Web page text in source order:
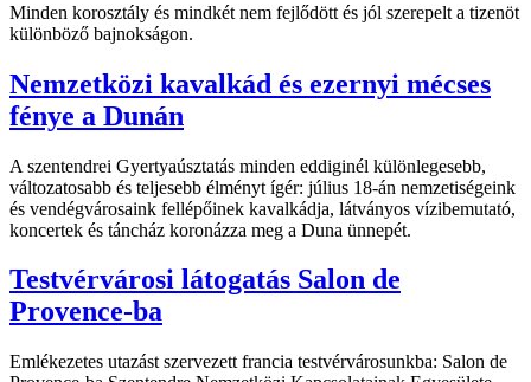
Minden korosztály és mindkét nem fejlődött és jól szerepelt a tizenöt
különböző bajnokságon.
Nemzetközi kavalkád és ezernyi mécses
fénye a Dunán
A szentendrei Gyertyaúsztatás minden eddiginél különlegesebb,
változatosabb és teljesebb élményt ígér: július 18-án nemzetiségeink
és vendégvárosaink fellépőinek kavalkádja, látványos vízibemutató,
koncertek és táncház koronázza meg a Duna ünnepét.
Testvérvárosi látogatás Salon de
Provence-ba
Emlékezetes utazást szervezett francia testvérvárosunkba: Salon de